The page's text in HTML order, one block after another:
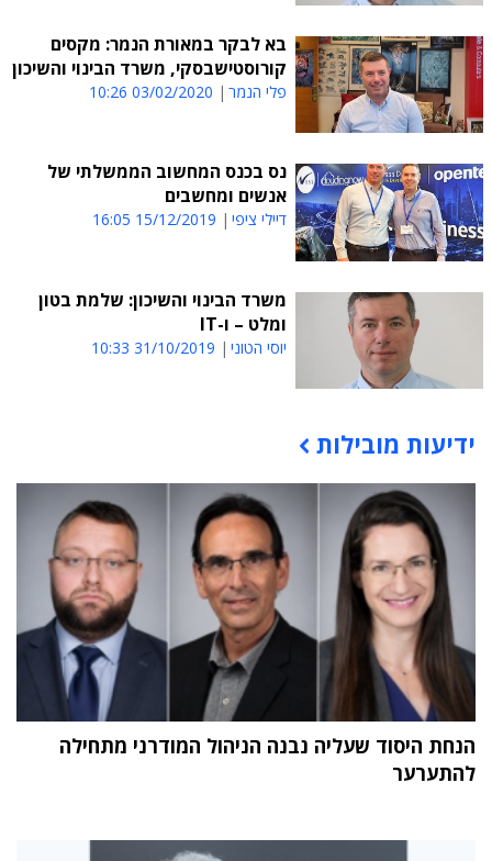
בא לבקר במאורת הנמר: מקסים
קורוסטישבסקי, משרד הבינוי והשיכון
פלי הנמר 03/02/2020 10:26
נס בכנס המחשוב הממשלתי של
אנשים ומחשבים
דיילי ציפי 15/12/2019 16:05
משרד הבינוי והשיכון: שלמת בטון
ומלט – ו-IT
יוסי הטוני 31/10/2019 10:33
תוכן פרסומי
ידיעות מובילות
הנחת היסוד שעליה נבנה הניהול המודרני מתחילה
להתערער